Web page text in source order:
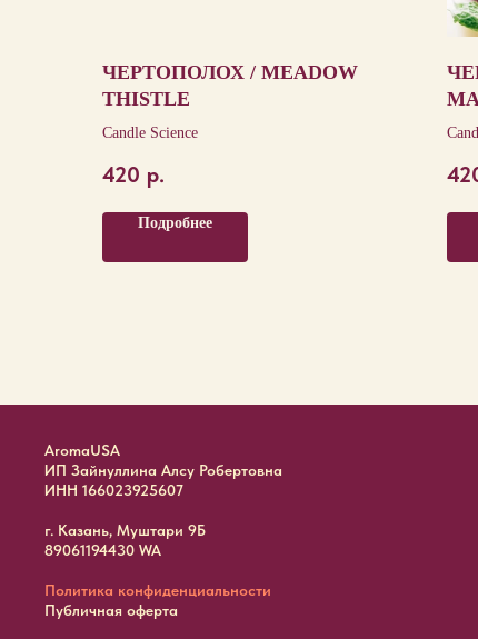
ЧЕРТОПОЛОХ / MEADOW
THISTLE
Candle Science
420 р.
Подробнее
AromaUSA
ИП Зайнуллина Алсу Робертовна
ИНН 166023925607
г. Казань, Муштари 9Б
89061194430 WA
Политика конфиденциальности
Публичная оферта